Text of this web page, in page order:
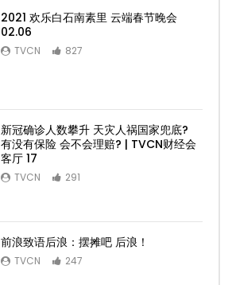
2021 欢乐白石南素里 云端春节晚会
02.06
TVCN 827
新冠确诊人数攀升 天灾人祸国家兜底?
有没有保险 会不会理赔? | TVCN财经会
客厅 17
TVCN 291
前浪致语后浪：摆摊吧 后浪！
TVCN 247